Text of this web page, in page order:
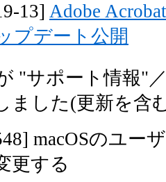
13] Adobe
プデート公開
"サポート情報"
ました(更新を含
] macOSのユー
更する